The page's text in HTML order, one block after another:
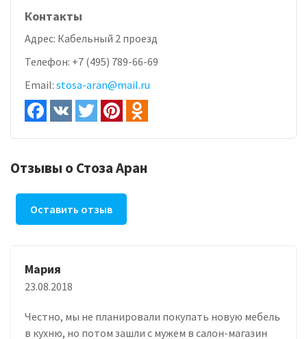
Контакты
Адрес: Кабельный 2 проезд
Телефон: +7 (495) 789-66-69
Email: stosa-aran@mail.ru
Отзывы о Стоза Аран
Оставить отзыв
Мария
23.08.2018
Честно, мы не планировали покупать новую мебель
в кухню, но потом зашли с мужем в салон-магазин